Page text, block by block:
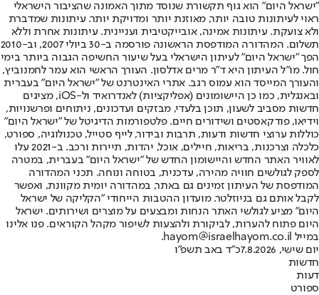
"ישראל היום" הוא גוף תקשורת שנוסד מתוך האמונה שהציבור הישראלי
ראוי לעיתונות טובה יותר, מאוזנת יותר ומדויקת יותר. עיתונות שמדברת
ולא צועקת. עיתונות אמינה, אובייקטיבית ועניינית. עיתונות אחרת וללא
תשלום. המהדורה המודפסת הראשונה פורסמה ב-30 ביולי 2007, וב-2010
הפך "ישראל היום" לעיתון הישראלי בעל שיעור החשיפה הגבוה ביותר בימי
חול. מו"ל העיתון היא ד"ר מרים אדלסון. העורך הראשי הוא עמר לחמנוביץ,
והעורך המייסד הוא עמוס רגב. אתרי האינטרנט של "ישראל היום" בעברית
ובאנגלית, כמו כן היישומונים (אפליקציות) לאנדרואיד ול-iOS, מציגים
חדשות מסביב לשעון, תוכן בלעדי, מבזקים ועדכונים, ניתוחים ופרשנויות,
וידיאו, פודקאסטים ושידורים חיים. פלטפורמות הדיגיטל של "ישראל היום"
כוללות ערוצי חדשות ודעות, תרבות ובידור, לייף סטייל, טכנולוגיה, ספורט,
כלכלה וצרכנות, בריאות, חיילים, אוכל, יהדות, תיירות ורכב. ב-2021 עלו
לאוויר האתר החדש והיישומון החדש של "ישראל היום" בעברית, במטרה
לספק לגולשים חוויה מהירה, עדכנית, בטוחה ונוחה. תכני המהדורה
המודפסת של העיתון זמינים גם באתר, במהדורה יומית מקוונת, ואפשר
לקבל אותם גם בניוזלטר. מועדון ההטבות הייחודי "הקליקה של ישראל
היום" מציע לגולשי האתר הנחות ומבצעים על מוצרים ושירותים. ישראל
היום פתוח להערות, לביקורת ולהצעות לשיפור מקהל הקוראים. פנו אלינו
במייל hayom@israelhayom.co.il.
יום שישי, 7.8.2026
כ"ד באב תשפ"ו
חדשות
דעות
ספורט